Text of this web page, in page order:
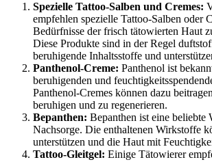
Spezielle Tattoo-Salben und Cremes:
empfehlen spezielle Tattoo-Salben oder
Bedürfnisse der frisch tätowierten Haut
Diese Produkte sind in der Regel
beruhigende Inhaltsstoffe und
Panthenol-Creme: Panthenol ist
beruhigenden und
Panthenol-Cremes können dazu
beruhigen und zu regenerieren.
Bepanthen: Bepanthen ist eine beliebte
Nachsorge. Die enthaltenen Wirkstoffe
unterstützen und die Haut mit
Tattoo-Gleitgel: Einige Tätowierer